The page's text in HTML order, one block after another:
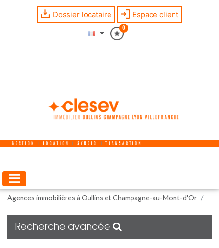
Dossier locataire Espace client
0
Agences immobilières à Oullins et Champagne-au-Mont-d'Or
Recherche avancée